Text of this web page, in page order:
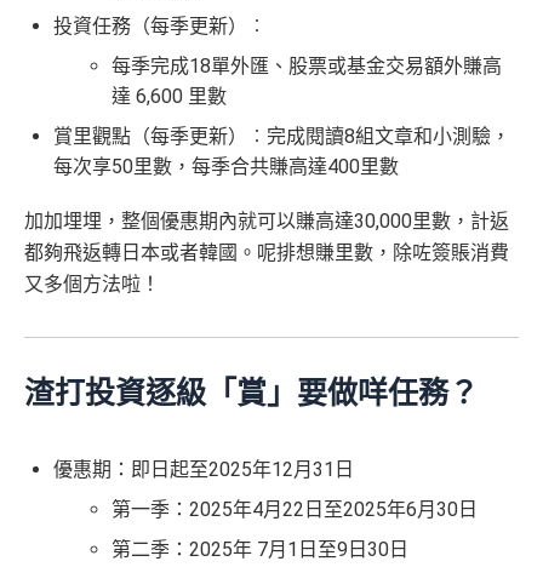
投資任務 （每季更新）
︰
每季完成18單外匯、 股票或基金交易額外賺高
達 6,600 里數
賞里觀點 （每季更新）
︰完成閱讀8組文章和小測驗，
每次享50里數，每季合共賺高達400里數
加加埋埋 ，整個優惠期內就可以賺高達30,000里數，計返
都夠飛返轉 日本或者韓國。呢排想賺里數，除咗簽賬消費
又多個方法啦！
渣打投資逐級「賞」要做咩任務？
優惠期：即日起至2025年12月31日
第一季：2025年4月22日至2025年6月30日
第二季：2025年 7月1日至9日30日